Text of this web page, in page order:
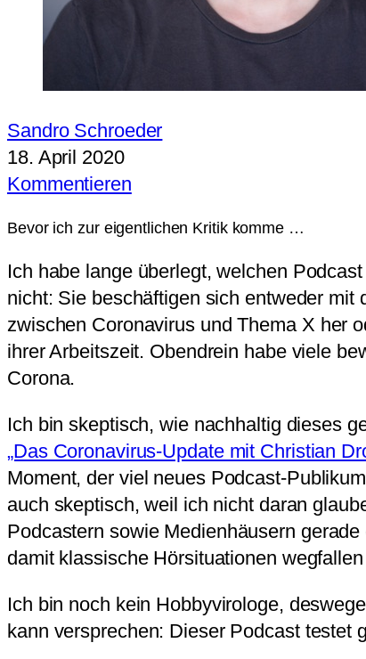
Sandro Schroeder
18. April 2020
Kommentieren
Bevor ich zur eigentlichen Kritik komme …
Ich habe lange überlegt, welchen
nicht: Sie beschäftigen sich entweder mit
zwischen Coronavirus und Thema X her
ihrer Arbeitszeit. Obendrein habe viele
Corona.
Ich bin skeptisch, wie nachhaltig dieses
„Das Coronavirus-Update mit Christian
Moment, der viel neues Podcast-
auch skeptisch, weil ich nicht daran
Podcastern sowie Medienhäusern
damit klassische Hörsituationen
Ich bin noch kein Hobbyvirologe,
kann versprechen: Dieser Podcast testet